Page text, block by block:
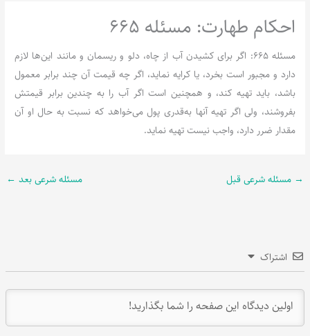
احکام طهارت: مسئله 665
مسئله 665: اگر برای کشیدن آب از چاه، دلو و ریسمان و مانند این‌ها لازم
دارد و مجبور است بخرد، یا کرایه نماید، اگر چه قیمت آن چند برابر معمول
باشد، باید تهیه کند، و همچنین است اگر آب را به چندین برابر قیمتش
بفروشند، ولی اگر تهیه آنها به‌قدری پول می‌خواهد که نسبت به حال او آن
مقدار ضرر دارد، واجب نیست تهیه نماید.
→ مسئله شرعی قبل مسئله شرعی بعد ←
اشتراک